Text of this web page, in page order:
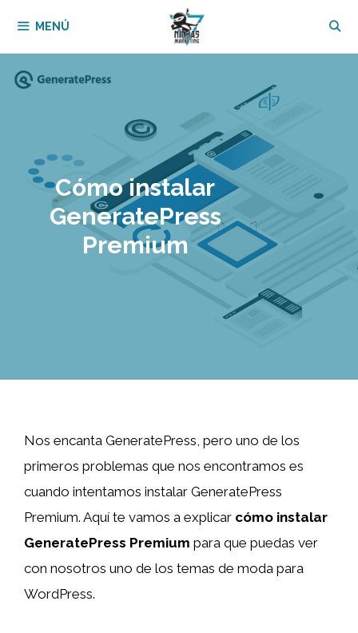
MENÚ
Cómo instalar
GeneratePress
Premium
Nos encanta GeneratePress, pero uno de los
primeros problemas que nos encontramos es
cuando intentamos instalar GeneratePress
Premium. Aquí te vamos a explicar cómo instalar
GeneratePress Premium para que puedas ver
con nosotros uno de los temas de moda para
WordPress.